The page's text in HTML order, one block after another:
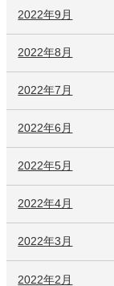
2022年9月
2022年8月
2022年7月
2022年6月
2022年5月
2022年4月
2022年3月
2022年2月